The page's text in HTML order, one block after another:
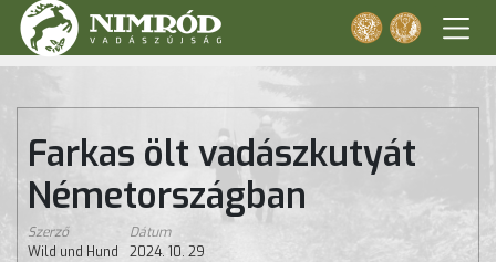
Farkas ölt vadászkutyát
Németországban
Szerző
Wild und Hund
Dátum
2024. 10. 29